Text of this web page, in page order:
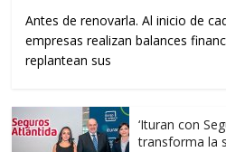
Antes de renovarla. Al inicio de
empresas realizan balances
replantean sus
‘Ituran con
transforma la